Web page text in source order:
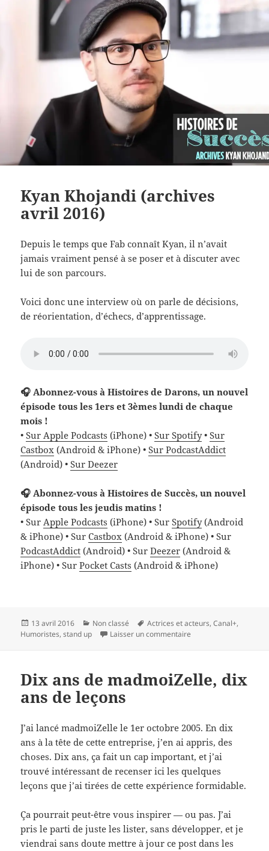
Kyan Khojandi (archives
avril 2016)
Depuis le temps que Fab connaît Kyan, il n’avait
jamais vraiment pensé à se poser et à discuter avec
lui de son parcours.
Voici donc une interview où on parle de décisions,
de réorientation, d’échecs, d’apprentissage.
🎧 Abonnez-vous à Histoires de Darons, un nouvel
épisode tous les 1ers et 3èmes lundi de chaque
mois !
•Sur Apple Podcasts (iPhone) •Sur Spotify•Sur
Castbox (Android & iPhone) •Sur PodcastAddict
(Android) •Sur Deezer
🎧 Abonnez-vous à Histoires de Succès, un nouvel
épisode tous les jeudis matins !
• Sur Apple Podcasts (iPhone) • SurSpotify(Android
& iPhone) • SurCastbox (Android & iPhone) • Sur
PodcastAddict (Android) • SurDeezer (Android &
iPhone) • SurPocket Casts (Android & iPhone)
Publié
le
13 avril 2016 Catégories
Non classé
Mots-
clés
Actrices et acteurs,Canal+,
Humoristes,stand up Laisser un commentaire
Dix ans de madmoiZelle, dix
ans de leçons
J’ai lancé madmoiZelle le 1er octobre 2005. En dix
ans à la tête de cette entreprise, j’en ai appris, des
choses. Dix ans, ça fait un cap important, et j’ai
trouvé intéressant de recenser ici les quelques
leçons que j’ai tirées de cette expérience formidable.
Ça pourrait peut-être vous inspirer — ou pas. J’ai
pris le parti de juste les lister, sans développer, et je
viendrai sans doute mettre à jour ce post dans les